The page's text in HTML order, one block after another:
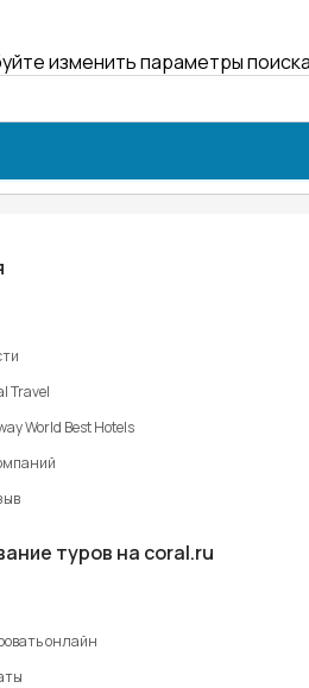
изменить параметры
Travel
World Best Hotels
туров на coral.ru
онлайн